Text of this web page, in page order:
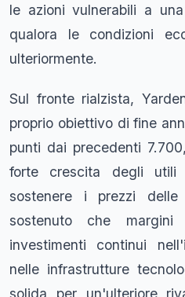
le azioni vulnerabili a
qualora le condizioni
ulteriormente.
Sul fronte rialzista,
proprio obiettivo di fine
punti dai precedenti
forte crescita degli utili
sostenere i prezzi
sostenuto che
investimenti continui
nelle infrastrutture
solida per un'ulteriore